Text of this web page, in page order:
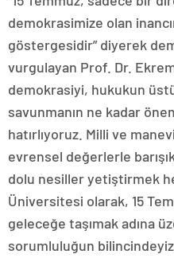
demokrasimize olan
göstergesidir” diyerek
vurgulayan Prof. Dr.
demokrasiyi, hukukun
savunmanın ne kadar
hatırlıyoruz. Milli ve
evrensel değerlerle
dolu nesiller yetiştirmek
Üniversitesi olarak, 15
geleceğe taşımak adına
sorumluluğun